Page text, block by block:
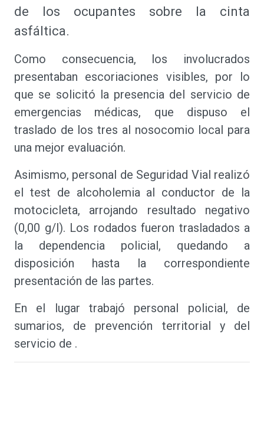
de los ocupantes sobre la cinta
asfáltica.
Como consecuencia, los involucrados
presentaban escoriaciones visibles, por lo
que se solicitó la presencia del servicio de
emergencias médicas, que dispuso el
traslado de los tres al nosocomio local para
una mejor evaluación.
Asimismo, personal de Seguridad Vial realizó
el test de alcoholemia al conductor de la
motocicleta, arrojando resultado negativo
(0,00 g/l). Los rodados fueron trasladados a
la dependencia policial, quedando a
disposición hasta la correspondiente
presentación de las partes.
En el lugar trabajó personal policial, de
sumarios, de prevención territorial y del
servicio de .